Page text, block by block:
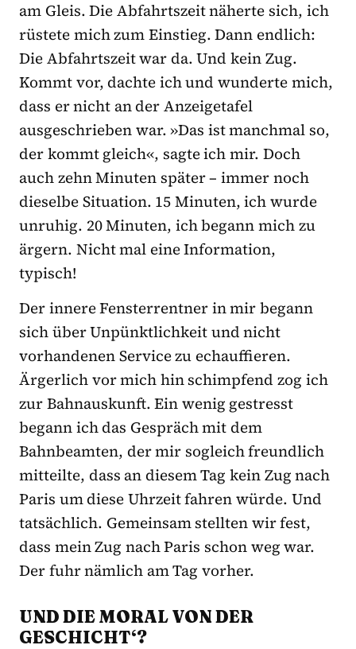
am Gleis. Die Abfahrtszeit näherte sich, ich
rüstete mich zum Einstieg. Dann endlich:
Die Abfahrtszeit war da. Und kein Zug.
Kommt vor, dachte ich und wunderte mich,
dass er nicht an der Anzeigetafel
ausgeschrieben war. »Das ist manchmal so,
der kommt gleich«, sagte ich mir. Doch
auch zehn Minuten später – immer noch
dieselbe Situation. 15 Minuten, ich wurde
unruhig. 20 Minuten, ich begann mich zu
ärgern. Nicht mal eine Information,
typisch!
Der innere Fensterrentner in mir begann
sich über Unpünktlichkeit und nicht
vorhandenen Service zu echauffieren.
Ärgerlich vor mich hin schimpfend zog ich
zur Bahnauskunft. Ein wenig gestresst
begann ich das Gespräch mit dem
Bahnbeamten, der mir sogleich freundlich
mitteilte, dass an diesem Tag kein Zug nach
Paris um diese Uhrzeit fahren würde. Und
tatsächlich. Gemeinsam stellten wir fest,
dass mein Zug nach Paris schon weg war.
Der fuhr nämlich am Tag vorher.
UND DIE MORAL VON DER
GESCHICHT‘?